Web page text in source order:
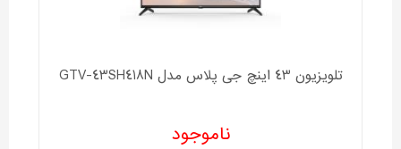
تلویزیون 43 اینچ جی پلاس مدل GTV-43SH418N
ناموجود